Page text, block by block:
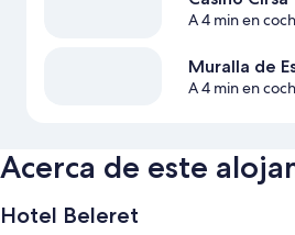
A 4 min en
Muralla de
A 4 min en
Acerca de este
Hotel Beleret